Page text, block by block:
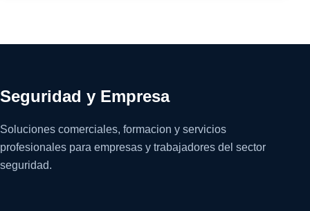
Seguridad y Empresa
Soluciones comerciales, formacion y servicios
profesionales para empresas y trabajadores del sector
seguridad.